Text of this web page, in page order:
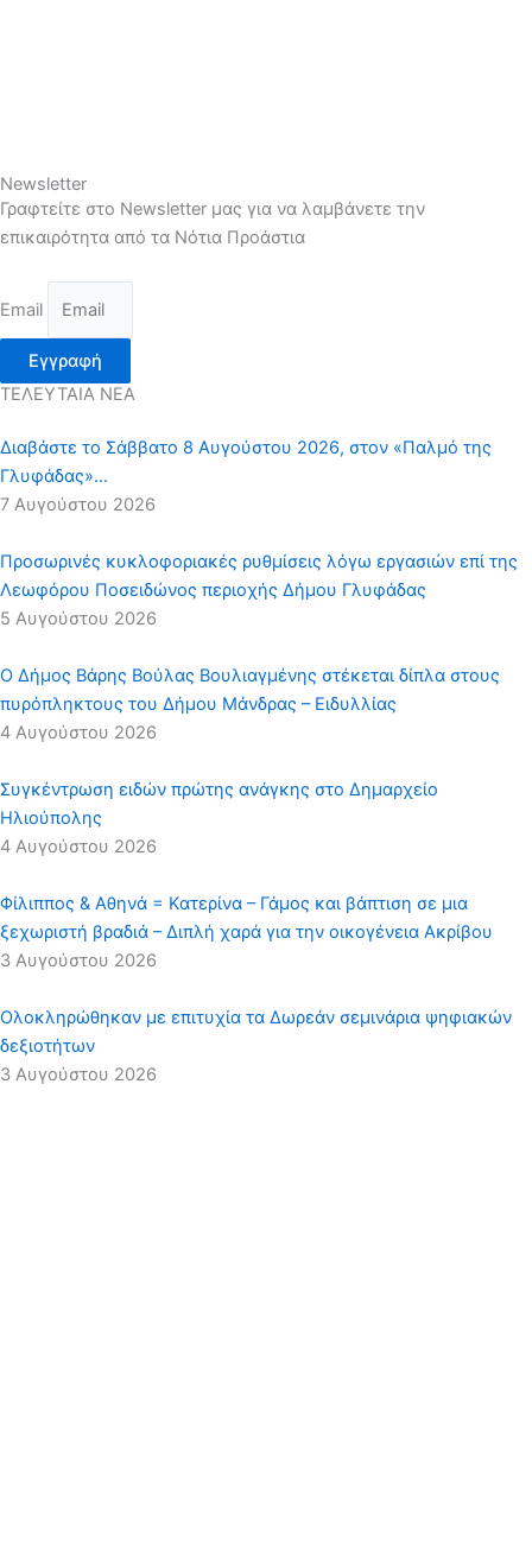
Newsletter
Γραφτείτε στο Newsletter μας για να λαμβάνετε την
επικαιρότητα από τα Νότια Προάστια
Email
Εγγραφή
ΤΕΛΕΥΤΑΙΑ ΝΕΑ
Διαβάστε το Σάββατο 8 Αυγούστου 2026, στον «Παλμό της
Γλυφάδας»…
7 Αυγούστου 2026
Προσωρινές κυκλοφοριακές ρυθμίσεις λόγω εργασιών επί της
Λεωφόρου Ποσειδώνος περιοχής Δήμου Γλυφάδας
5 Αυγούστου 2026
Ο Δήμος Βάρης Βούλας Βουλιαγμένης στέκεται δίπλα στους
πυρόπληκτους του Δήμου Μάνδρας – Ειδυλλίας
4 Αυγούστου 2026
Συγκέντρωση ειδών πρώτης ανάγκης στο Δημαρχείο
Ηλιούπολης
4 Αυγούστου 2026
Φίλιππος & Αθηνά = Κατερίνα – Γάμος και βάπτιση σε μια
ξεχωριστή βραδιά – Διπλή χαρά για την οικογένεια Ακρίβου
3 Αυγούστου 2026
Ολοκληρώθηκαν με επιτυχία τα Δωρεάν σεμινάρια ψηφιακών
δεξιοτήτων
3 Αυγούστου 2026